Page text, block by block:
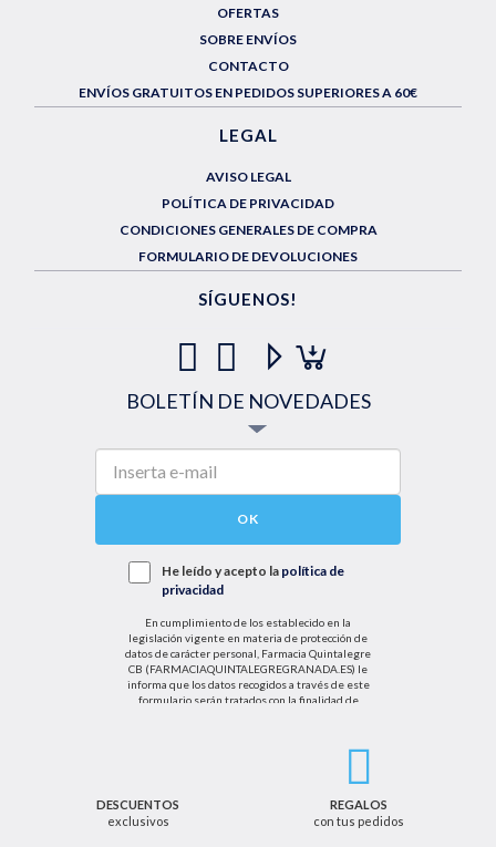
OFERTAS
SOBRE ENVÍOS
CONTACTO
ENVÍOS GRATUITOS EN PEDIDOS SUPERIORES A 60€
LEGAL
AVISO LEGAL
POLÍTICA DE PRIVACIDAD
CONDICIONES GENERALES DE COMPRA
FORMULARIO DE DEVOLUCIONES
SÍGUENOS!
BOLETÍN DE NOVEDADES
OK
He leído y acepto la política de
privacidad
En cumplimiento de los establecido en la
legislación vigente en materia de protección de
datos de carácter personal, Farmacia Quintalegre
CB (FARMACIAQUINTALEGREGRANADA.ES) le
informa que los datos recogidos a través de este
formulario serán tratados con la finalidad de
el tratamiento de sus datos personales se basará
DESCUENTOS
exclusivos
REGALOS
con tus pedidos